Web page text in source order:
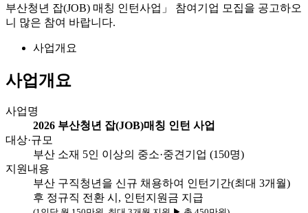
부산청년 잡(JOB) 매칭 인턴사업」 참여기업 모집을 공고하오
니 많은 참여 바랍니다.
사업개요
사업개요
사업명
2026 부산청년 잡(JOB)매칭 인턴 사업
대상·규모
부산 소재 5인 이상의 중소·중견기업 (150명)
지원내용
부산 구직청년을 신규 채용하여 인턴기간(최대 3개월)
후 정규직 전환 시, 인턴지원금 지급